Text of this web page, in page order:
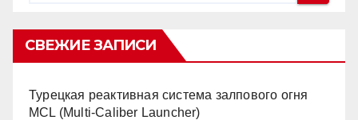
СВЕЖИЕ ЗАПИСИ
Турецкая реактивная система залпового огня
MCL (Multi-Caliber Launcher)